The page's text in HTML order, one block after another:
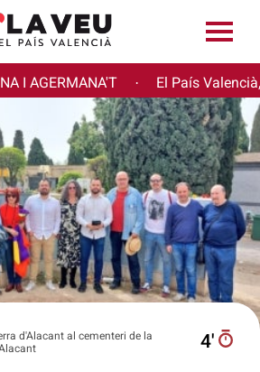
I AGERMANA'T · El País
d'Alacant al cementeri de la
4′